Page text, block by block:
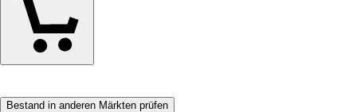
Bestand in anderen Märkten prüfen